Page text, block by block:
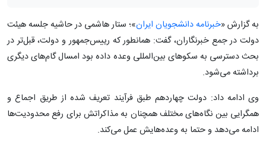
به گزارش «خبرنامه دانشجویان ایران»؛ ستار هاشمی در حاشیه جلسه هیئت
دولت در جمع خبرنگاران، گفت: همانطور که رییس‌جمهور و دولت، قبل‌تر در
بحث دسترسی به سکوهای بین‌المللی وعده داده بود امسال گام‌های دیگری
برداشته می‌شود.
وی ادامه داد: دولت چهاردهم طبق فرآیند تعریف شده از طریق اجماع و
همگرایی بین نگاه‌های مختلف همچنان به مذاکراتش برای رفع محدودیت‌ها
ادامه می‌دهد و حتما به وعده‌هایش عمل می‌کند.